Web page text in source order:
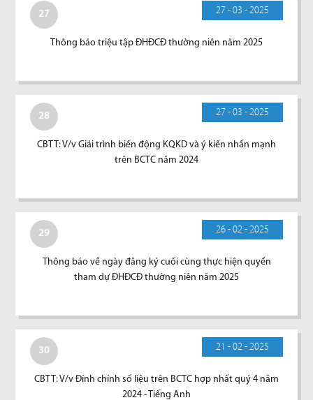
27 27 - 03 - 2025
Thông báo triệu tập ĐHĐCĐ thường niên năm 2025
28 27 - 03 - 2025
CBTT: V/v Giải trình biến động KQKD và ý kiến nhấn mạnh
trên BCTC năm 2024
29 26 - 02 - 2025
Thông báo về ngày đăng ký cuối cùng thực hiện quyền
tham dự ĐHĐCĐ thường niên năm 2025
30 21 - 02 - 2025
CBTT: V/v Đính chính số liệu trên BCTC hợp nhất quý 4 năm
2024 - Tiếng Anh